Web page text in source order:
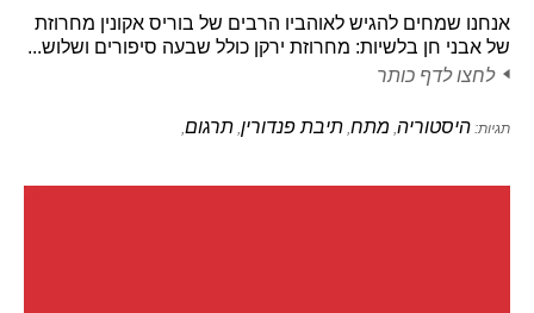
אנחנו שמחים להגיש לאוהביו הרבים של בוריס אקונין מחרוזת
של אבני חן בלשיות: מחרוזת ירקן כולל שבעה סיפורים ושלוש...
לחצו לדף כותר
תגיות: היסטוריה, מתח, תיבת פנדורין, תרגום,